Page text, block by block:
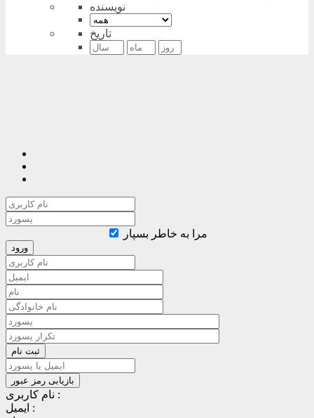
نویسنده
تاریخ
مرا به خاطر بسپار
نام کاربری :
ایمیل :